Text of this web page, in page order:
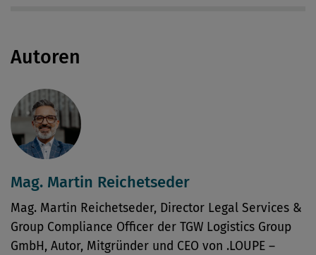
Autoren
Mag. Martin Reichetseder
Mag. Martin Reichetseder, Director Legal Services &
Group Compliance Officer der TGW Logistics Group
GmbH, Autor, Mitgründer und CEO von .LOUPE –